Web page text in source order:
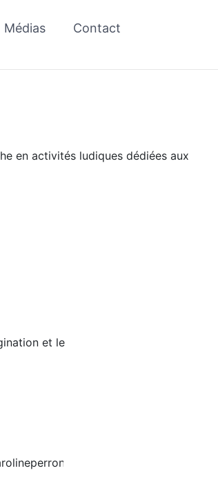
Médias Contact
en activités ludiques dédiées aux
et le